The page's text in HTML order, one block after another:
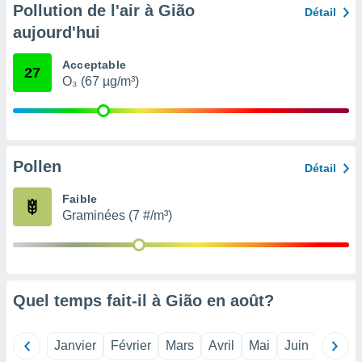
vous
non
en
Pollution de l'air à Gião
aujourd'hui
Détail
27 Acceptable
O₃ (67 µg/m³)
Pollen Détail
Faible
Graminées (7 #/m³)
Quel temps fait-il à Gião en août?
Janvier Février Mars Avril Mai Juin Juillet